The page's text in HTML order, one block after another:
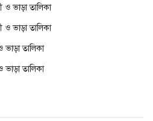
ও ভাড়া তালিকা
ও ভাড়া তালিকা
ভাড়া তালিকা
ভাড়া তালিকা